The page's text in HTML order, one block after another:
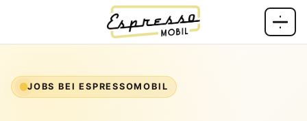
JOBS BEI ESPRESSOMOBIL